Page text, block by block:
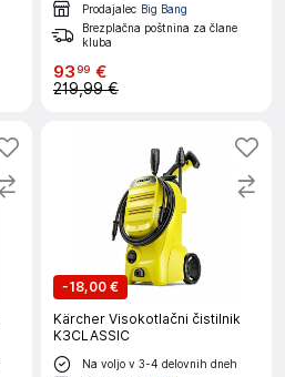
Prodajalec Big Bang
Brezplačna poštnina za člane
kluba
9399 €
219,99 €
-18,00 €
Kärcher Visokotlačni čistilnik
K3CLASSIC
Na voljo v 3-4 delovnih dneh